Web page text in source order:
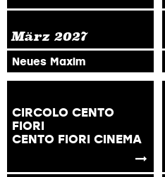
März2027
Neues Maxim
CIRCOLO CENTO
FIORI
CENTO FIORI CINEMA